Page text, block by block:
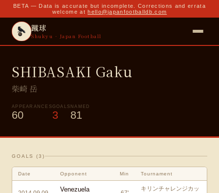
BETA — Data is accurate but incomplete. Corrections and errata
welcome at hello@japanfootballdb.com
蹴球
Shukyu · Japan Football
SHIBASAKI Gaku
柴崎 岳
APPEARANCES
60
GOALS
3
NAMED
81
GOALS (3 )
Date Opponent Min Tournament
Venezuela
キリンチャレンジカッ